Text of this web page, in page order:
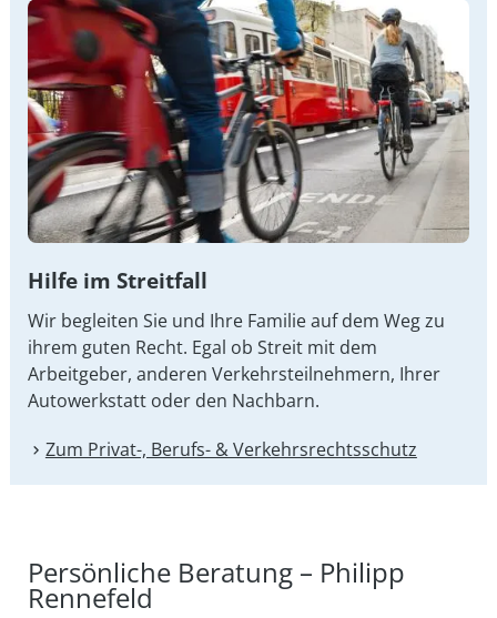
Hilfe im Streitfall
Wir begleiten Sie und Ihre Familie auf dem Weg zu
ihrem guten Recht. Egal ob Streit mit dem
Arbeitgeber, anderen Verkehrsteilnehmern, Ihrer
Autowerkstatt oder den Nachbarn.
Zum Privat-, Berufs- & Verkehrsrechtsschutz
Persönliche Beratung – Philipp
Rennefeld